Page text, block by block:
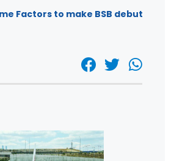
Factors to make BSB debut